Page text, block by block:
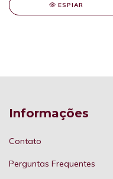
ESPIAR
Informações
Contato
Perguntas Frequentes